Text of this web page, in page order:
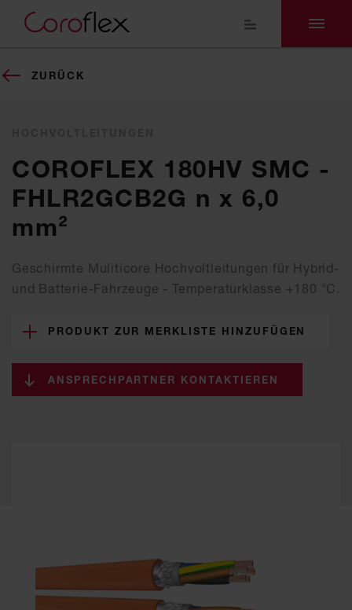
ZURÜCK
COROFLEX 180HV SMC -
FHLR2GCB2G n x 6,0
mm²
Geschirmte Muliticore Hochvoltleitungen für Hybrid-
und Batterie-Fahrzeuge - Temperaturklasse +180 °C.
PRODUKT ZUR MERKLISTE HINZUFÜGEN
ANSPRECHPARTNER KONTAKTIEREN